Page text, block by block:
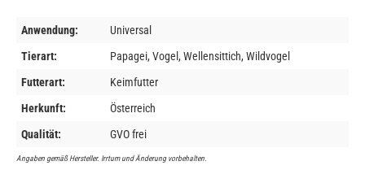
Anwendung:
Universal
Tierart:
Papagei, Vogel, Wellensittich, Wildvogel
Futterart:
Keimfutter
Herkunft:
Österreich
Qualität:
GVO frei
Angaben gemäß Hersteller. Irrtum und Änderung vorbehalten.